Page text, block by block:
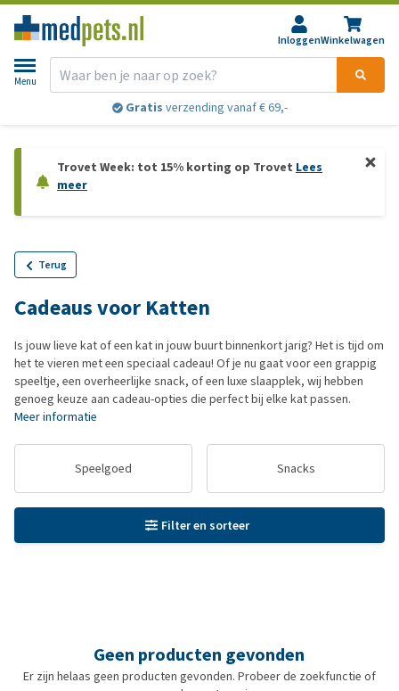
InloggenWinkelwagen
Menu
Gratis verzending vanaf € 69,-
Trovet Week: tot 15% korting op Trovet Lees
meer
Terug
Cadeaus voor Katten
Is jouw lieve kat of een kat in jouw buurt binnenkort jarig? Het is tijd om
het te vieren met een speciaal cadeau! Of je nu gaat voor een grappig
speeltje, een overheerlijke snack, of een luxe slaapplek, wij hebben
genoeg keuze aan cadeau-opties die perfect bij elke kat passen.
Meer informatie
Speelgoed Snacks
Filter en sorteer
Geen producten gevonden
Er zijn helaas geen producten gevonden. Probeer de zoekfunctie of